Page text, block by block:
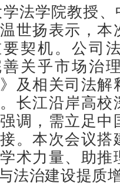
法学院教授
世扬表示，
契机。公司
关乎市场治
》及相关司法
长江沿岸高
调，需立足
。本次会议
术力量、助
法治建设提质增